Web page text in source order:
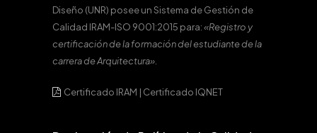
Diseño (UNR) posee un Sistema de Gestión de
Calidad IRAM-ISO 9001:2015 para:«Registro y
certificación de la formación del estudiante de la
carrera de Arquitectura».
Certificado IRAM | Certificado IQNET